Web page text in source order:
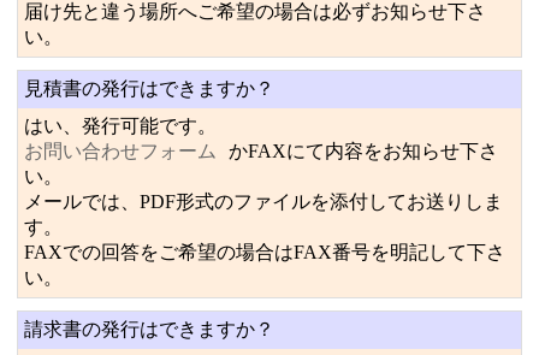
届け先と違う場所へご希望の場合は必ずお知らせ下さ
い。
見積書の発行はできますか？
はい、発行可能です。
お問い合わせフォーム
かFAXにて内容をお知らせ下さ
い。
メールでは、PDF形式のファイルを添付してお送りしま
す。
FAXでの回答をご希望の場合はFAX番号を明記して下さ
い。
請求書の発行はできますか？